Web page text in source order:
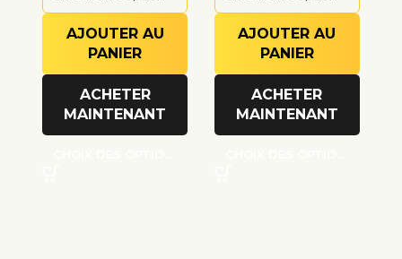
AJOUTER AU
PANIER
ACHETER
MAINTENANT
AJOUTER AU
PANIER
ACHETER
MAINTENANT